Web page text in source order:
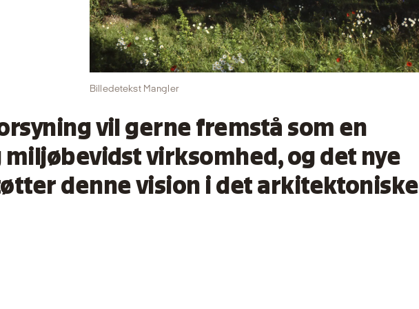
Billedetekst Mangler
vil gerne fremstå som en
virksomhed, og det nye
denne vision i det arkitektoniske